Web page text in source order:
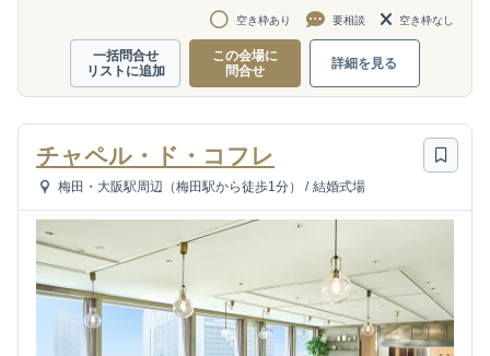
空き枠あり 要相談 空き枠なし
一括問合せ
リストに追加
この会場に
問合せ
詳細を見る
チャペル・ド・コフレ
梅田・大阪駅周辺（梅田駅から徒歩1分） / 結婚式場